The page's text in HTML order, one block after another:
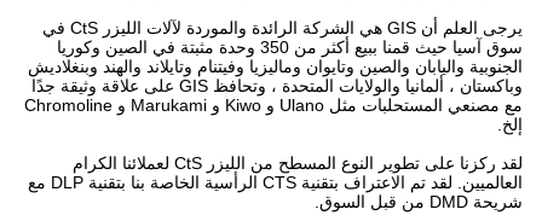
يرجى العلم أن GIS هي الشركة الرائدة والموردة لآلات الليزر CtS في
سوق آسيا حيث قمنا ببيع أكثر من 350 وحدة مثبتة في الصين وكوريا
الجنوبية واليابان والصين وتايوان وماليزيا وفيتنام وتايلاند والهند وبنغلاديش
وباكستان ، ألمانيا والولايات المتحدة ، وتحافظ GIS على علاقة وثيقة جدًا
مع مصنعي المستحلبات مثل Ulano و Kiwo و Marukami و Chromoline
إلخ.
لقد ركزنا على تطوير النوع المسطح من الليزر CtS لعملائنا الكرام
العالميين. لقد تم الاعتراف بتقنية CTS الرأسية الخاصة بنا بتقنية DLP مع
شريحة DMD من قبل السوق.